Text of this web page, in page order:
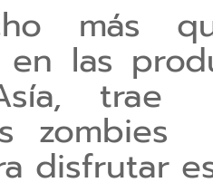
más
en las
trae
disfrutar